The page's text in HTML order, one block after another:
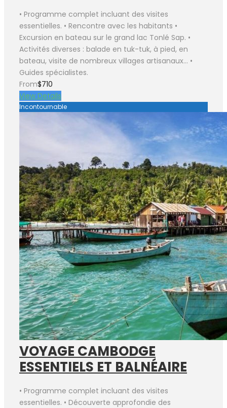
• Programme complet incluant des visites
essentielles. • Rencontre avec les habitants •
Excursion en bateau sur le grand lac Tonlé Sap. •
Activités diverses : balade en tuk-tuk, à pied, en
bateau, visite de nombreux villages artisanaux… •
Guides spécialistes.
From$710
View Details
Incontournable
VOYAGE CAMBODGE
ESSENTIELS ET BALNÉAIRE
• Programme complet incluant des visites
essentielles. • Découverte approfondie des